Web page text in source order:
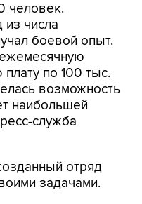
человек.
числа
боевой опыт.
по 100 тыс.
возможность
наибольшей
служба
отряд
задачами.